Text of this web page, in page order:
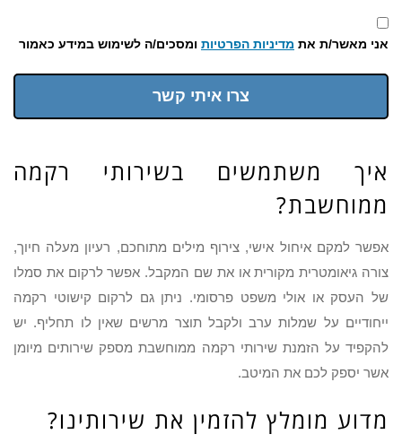
אני מאשר/ת את מדיניות הפרטיות ומסכים/ה לשימוש במידע כאמור
צרו איתי קשר
איך משתמשים בשירותי רקמה
ממוחשבת?
אפשר למקם איחול אישי, צירוף מילים מתוחכם, רעיון מעלה חיוך,
צורה גיאומטרית מקורית או את שם המקבל. אפשר לרקום את סמלו
של העסק או אולי משפט פרסומי. ניתן גם לרקום קישוטי רקמה
ייחודיים על שמלות ערב ולקבל תוצר מרשים שאין לו תחליף. יש
להקפיד על הזמנת שירותי רקמה ממוחשבת מספק שירותים מיומן
אשר יספק לכם את המיטב.
מדוע מומלץ להזמין את שירותינו?